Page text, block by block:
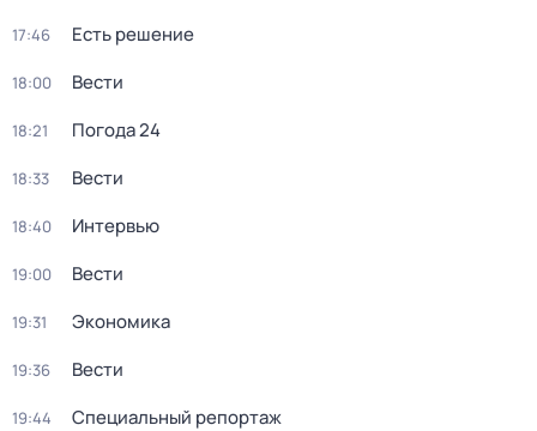
17:46 Есть решение
18:00 Вести
18:21 Погода 24
18:33 Вести
18:40 Интервью
19:00 Вести
19:31 Экономика
19:36 Вести
19:44 Специальный репортаж